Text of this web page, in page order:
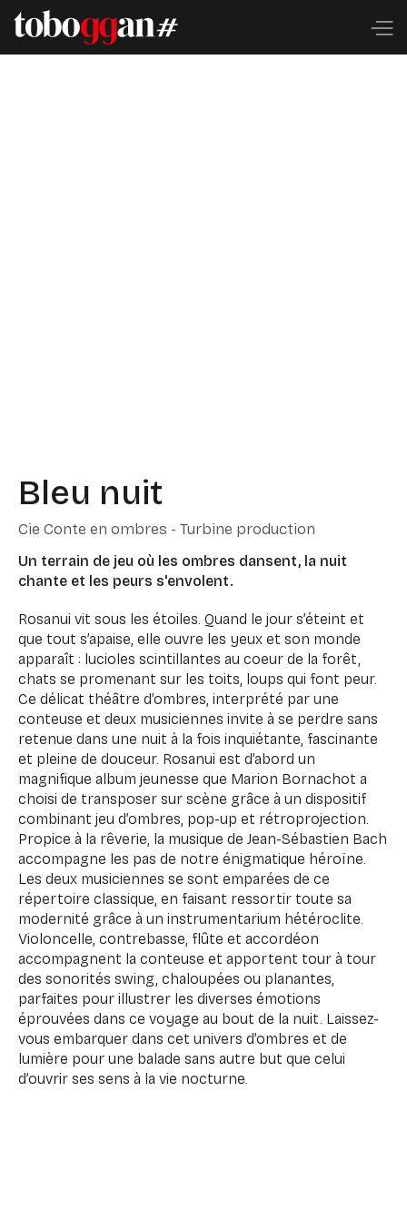
Bleu nuit
Cie Conte en ombres - Turbine production
Un terrain de jeu où les ombres dansent, la nuit
chante et les peurs s'envolent.
Rosanui vit sous les étoiles. Quand le jour s’éteint et
que tout s’apaise, elle ouvre les yeux et son monde
apparaît : lucioles scintillantes au coeur de la forêt,
chats se promenant sur les toits, loups qui font peur.
Ce délicat théâtre d’ombres, interprété par une
conteuse et deux musiciennes invite à se perdre sans
retenue dans une nuit à la fois inquiétante, fascinante
et pleine de douceur. Rosanui est d’abord un
magnifique album jeunesse que Marion Bornachot a
choisi de transposer sur scène grâce à un dispositif
combinant jeu d’ombres, pop-up et rétroprojection.
Propice à la rêverie, la musique de Jean-Sébastien Bach
accompagne les pas de notre énigmatique héroïne.
Les deux musiciennes se sont emparées de ce
répertoire classique, en faisant ressortir toute sa
modernité grâce à un instrumentarium hétéroclite.
Violoncelle, contrebasse, flûte et accordéon
accompagnent la conteuse et apportent tour à tour
des sonorités swing, chaloupées ou planantes,
parfaites pour illustrer les diverses émotions
éprouvées dans ce voyage au bout de la nuit. Laissez-
vous embarquer dans cet univers d’ombres et de
lumière pour une balade sans autre but que celui
d’ouvrir ses sens à la vie nocturne.